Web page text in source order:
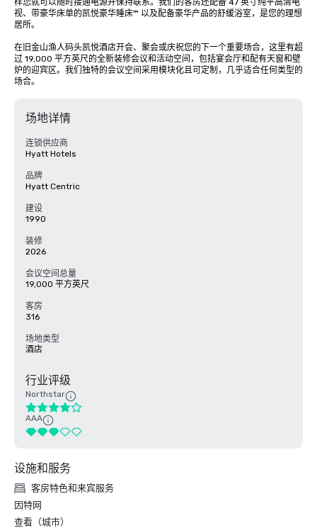
样您就可以随时接通电源并保持联系。我们的客房还配备 47 英寸纯平高清电
视、带豪华床单的凯悦豪华睡床™ 以及配备豪华产品的舒缓浴室，是您的理想
居所。
在旧金山渔人码头凯悦酒店开会、聚会或庆祝您的下一个重要场合，这里有超
过 19,000 平方英尺的全新装修会议和活动空间，包括宴会厅和配有天窗和壁
炉的迎宾区。我们独特的会议空间采用模块化且可定制，几乎适合任何类型的
场合。
场地详情
连锁供应商
Hyatt Hotels
品牌
Hyatt Centric
建设
1990
装修
2026
会议空间总量
19,000 平方英尺
客房
316
场地类型
酒店
行业评级
Northstar
AAA
设施和服务
客房特色和来宾服务
因特网
查看（城市）